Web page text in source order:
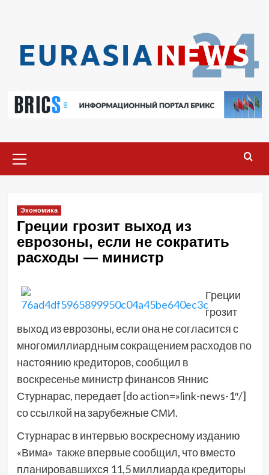
меню
Экономика
Греции грозит выход из
еврозоны, если не сократить
расходы — министр
Греции
грозит
выход из еврозоны, если она не согласится с
многомиллиардным сокращением расходов по
настоянию кредиторов, сообщил в
воскресенье министр финансов Яннис
Стурнарас, передает [do action=»link-news-1″/]
со ссылкой на зарубежные СМИ.
Стурнарас в интервью воскресному изданию
«Вима» также впервые сообщил, что вместо
планировавшихся 11,5 миллиарда кредиторы